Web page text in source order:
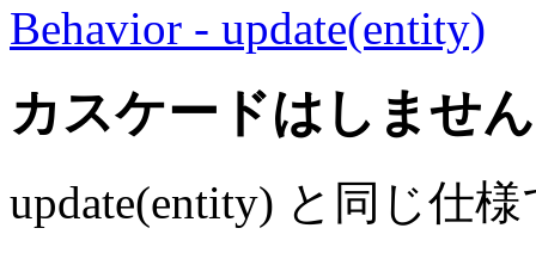
Behavior - update(entity)
カスケードはしません
update(entity) と同じ仕